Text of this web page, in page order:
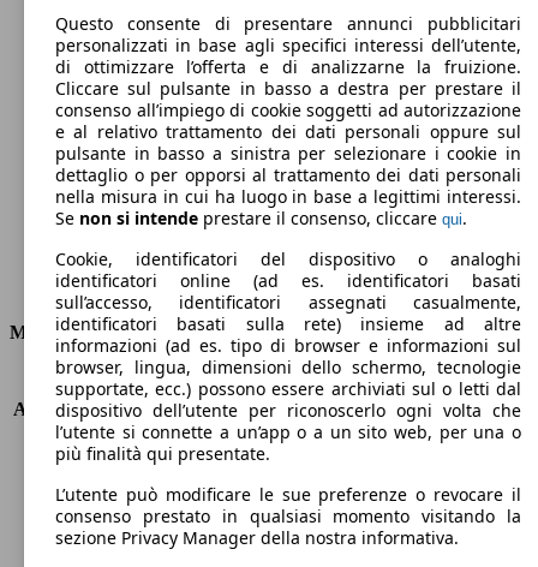
87 g/km
Emissioni di CO2 (combinato)*
Consumi
Motore e Prestazioni
KW (PS)
73 kW (99 PS)
Accelerazione (0-100 km/h)
10.9s
Velocità massima (km/h)
180 km/h
Numero di marce
-
Coppia
142 nm
Cilindrata
1798 ccm
Carburante
Elettrica/Benzina
Questo consente di presentare annunci pubblicitari
personalizzati in base agli specifici interessi dell’utente,
di ottimizzare l’offerta e di analizzarne la fruizione.
Cliccare sul pulsante in basso a destra per prestare il
consenso all’impiego di cookie soggetti ad autorizzazione
e al relativo trattamento dei dati personali oppure sul
pulsante in basso a sinistra per selezionare i cookie in
dettaglio o per opporsi al trattamento dei dati personali
nella misura in cui ha luogo in base a legittimi interessi.
Se non si intende prestare il consenso, cliccare qui.
Cookie, identificatori del dispositivo o analoghi
identificatori online (ad es. identificatori basati
sull’accesso, identificatori assegnati casualmente,
identificatori basati sulla rete) insieme ad altre
informazioni (ad es. tipo di browser e informazioni sul
browser, lingua, dimensioni dello schermo, tecnologie
supportate, ecc.) possono essere archiviati sul o letti dal
dispositivo dell’utente per riconoscerlo ogni volta che
l’utente si connette a un’app o a un sito web, per una o
più finalità qui presentate.
L’utente può modificare le sue preferenze o revocare il
consenso prestato in qualsiasi momento visitando la
sezione Privacy Manager della nostra informativa.